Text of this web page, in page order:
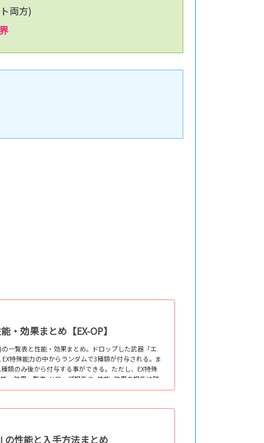
両方)
・効果まとめ【EX-OP】
一覧表と性能・効果まとめ｡ ドロップした武器「エ
特殊能力の中からランダムで3種類が付与される｡ ま
類のみ後から付与する事ができる。ただし、EX特殊
・効果一覧表 ドロップ報告や､性能､効果の報告は随
の効果...
の性能と入手方法まとめ